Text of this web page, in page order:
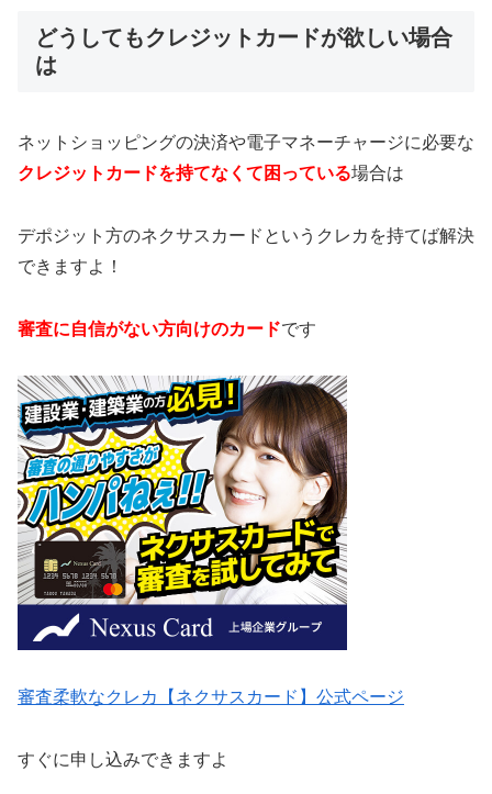
どうしてもクレジットカードが欲しい場合
は
ネットショッピングの決済や電子マネーチャージに必要な
クレジットカードを持てなくて困っている場合は
デポジット方のネクサスカードというクレカを持てば解決
できますよ！
審査に自信がない方向けのカードです
審査柔軟なクレカ【ネクサスカード】公式ページ
すぐに申し込みできますよ